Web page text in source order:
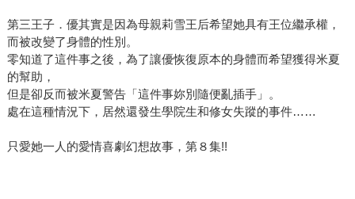
第三王子．優其實是因為母親莉雪王后希望她具有王位繼承權，
而被改變了身體的性別。
零知道了這件事之後，為了讓優恢復原本的身體而希望獲得米夏
的幫助，
但是卻反而被米夏警告「這件事妳別隨便亂插手」。
處在這種情況下，居然還發生學院生和修女失蹤的事件……
只愛她一人的愛情喜劇幻想故事，第８集!!